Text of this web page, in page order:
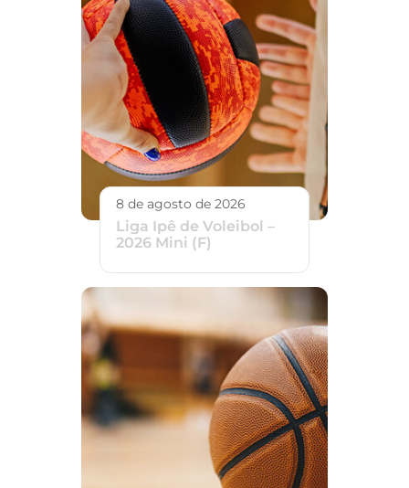
8 de agosto de 2026
Liga Ipê de Voleibol –
2026 Mini (F)